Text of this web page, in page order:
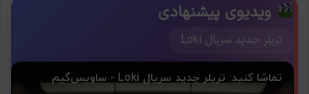
ویدیوی پیشنهادی
تریلر جدید سریال Loki